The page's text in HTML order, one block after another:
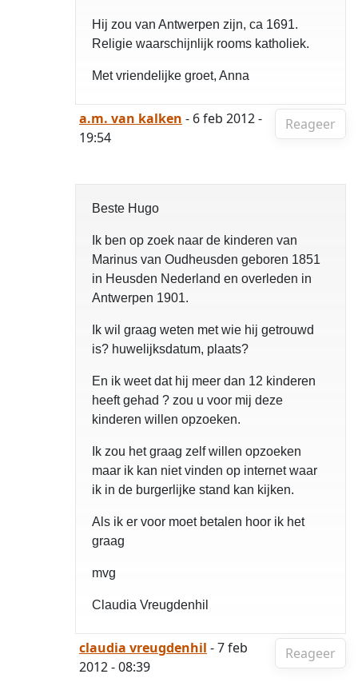
Hij zou van Antwerpen zijn, ca 1691.
Religie waarschijnlijk rooms katholiek.
Met vriendelijke groet, Anna
Reageer
a.m. van kalken - 6 feb 2012 -
19:54
Beste Hugo
Ik ben op zoek naar de kinderen van
Marinus van Oudheusden geboren 1851
in Heusden Nederland en overleden in
Antwerpen 1901.
Ik wil graag weten met wie hij getrouwd
is? huwelijksdatum, plaats?
En ik weet dat hij meer dan 12 kinderen
heeft gehad ? zou u voor mij deze
kinderen willen opzoeken.
Ik zou het graag zelf willen opzoeken
maar ik kan niet vinden op internet waar
ik in de burgerlijke stand kan kijken.
Als ik er voor moet betalen hoor ik het
graag
mvg
Claudia Vreugdenhil
Reageer
claudia vreugdenhil - 7 feb
2012 - 08:39